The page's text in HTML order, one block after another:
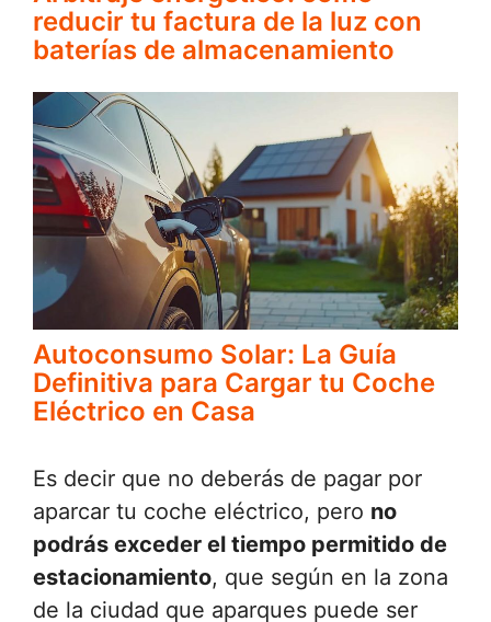
reducir tu factura de la luz con
baterías de almacenamiento
Autoconsumo Solar: La Guía
Definitiva para Cargar tu Coche
Eléctrico en Casa
Es decir que no deberás de pagar por
aparcar tu coche eléctrico, pero no
podrás exceder el tiempo permitido de
estacionamiento, que según en la zona
de la ciudad que aparques puede ser